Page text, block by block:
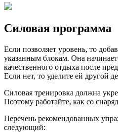
Силовая программа
Если позволяет уровень, то
указанным блокам. Она
качественного отдыха после
Если нет, то уделите ей другой
Силовая тренировка должна
Поэтому работайте, как со
Перечень рекомендованных
следующий: